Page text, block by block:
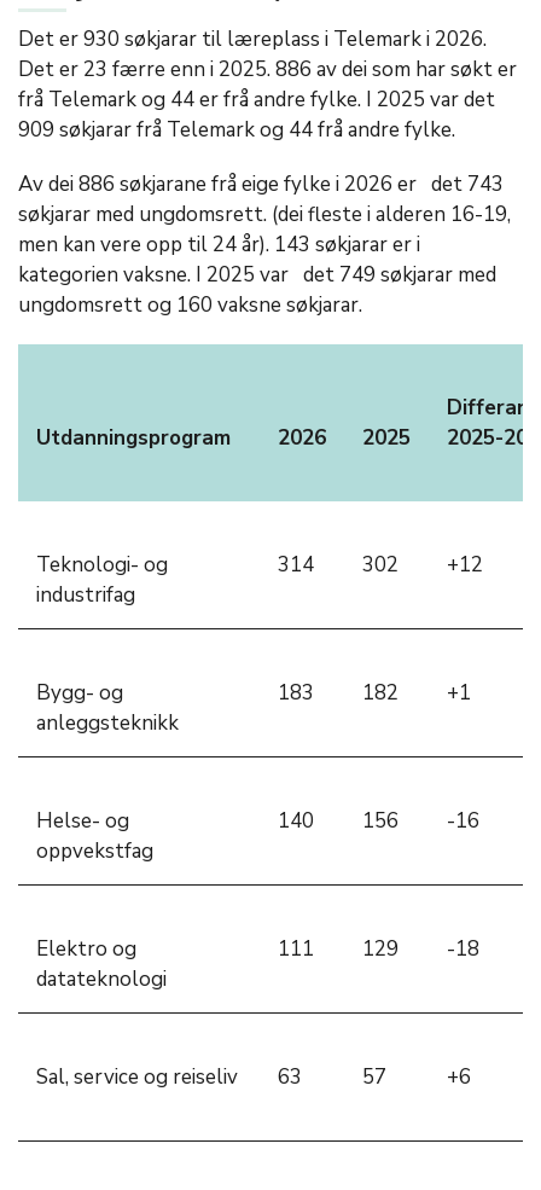
Det er 930 søkjarar til læreplass i Telemark i 2026.
Det er 23 færre enn i 2025. 886 av dei som har søkt er
frå Telemark og 44 er frå andre fylke. I 2025 var det
909 søkjarar frå Telemark og 44 frå andre fylke.
Av dei 886 søkjarane frå eige fylke i 2026 er det 743
søkjarar med ungdomsrett. (dei fleste i alderen 16-19,
men kan vere opp til 24 år). 143 søkjarar er i
kategorien vaksne. I 2025 var det 749 søkjarar med
ungdomsrett og 160 vaksne søkjarar.
Utdanningsprogram 2026 2025
2025-
Teknologi- og
industrifag
314 302 +12
Bygg- og
anleggsteknikk
183 182 +1
Helse- og
oppvekstfag
140 156 -16
Elektro og
datateknologi
111 129 -18
Sal, service og reiseliv 63 57 +6